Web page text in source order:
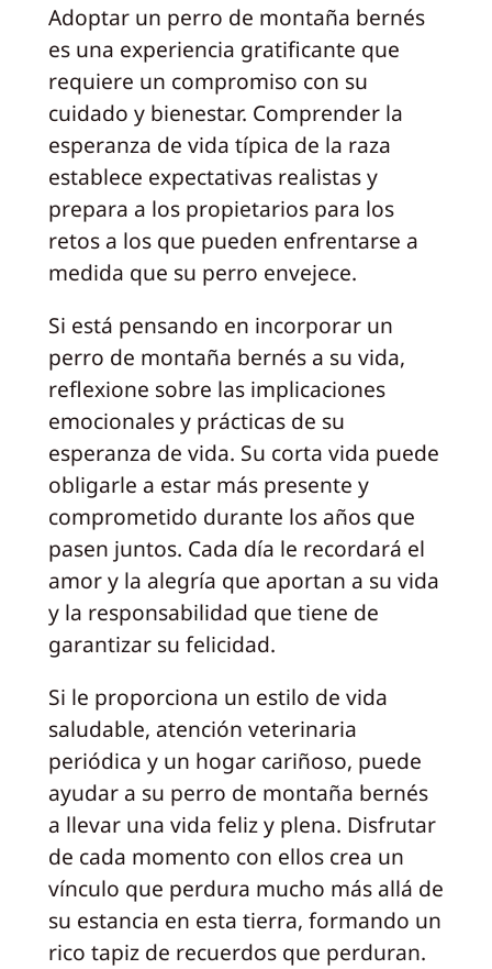
Adoptar un perro de montaña bernés
es una experiencia gratificante que
requiere un compromiso con su
cuidado y bienestar. Comprender la
esperanza de vida típica de la raza
establece expectativas realistas y
prepara a los propietarios para los
retos a los que pueden enfrentarse a
medida que su perro envejece.
Si está pensando en incorporar un
perro de montaña bernés a su vida,
reflexione sobre las implicaciones
emocionales y prácticas de su
esperanza de vida. Su corta vida puede
obligarle a estar más presente y
comprometido durante los años que
pasen juntos. Cada día le recordará el
amor y la alegría que aportan a su vida
y la responsabilidad que tiene de
garantizar su felicidad.
Si le proporciona un estilo de vida
saludable, atención veterinaria
periódica y un hogar cariñoso, puede
ayudar a su perro de montaña bernés
a llevar una vida feliz y plena. Disfrutar
de cada momento con ellos crea un
vínculo que perdura mucho más allá de
su estancia en esta tierra, formando un
rico tapiz de recuerdos que perduran.